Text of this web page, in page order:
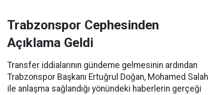
Trabzonspor Cephesinden
Açıklama Geldi
Transfer iddialarının gündeme gelmesinin ardından
Trabzonspor Başkanı Ertuğrul Doğan, Mohamed Salah
ile anlaşma sağlandığı yönündeki haberlerin gerçeği